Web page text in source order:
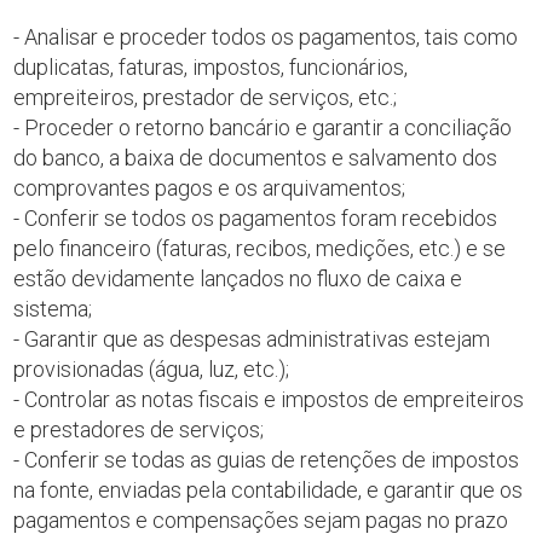
- Analisar e proceder todos os pagamentos, tais como
duplicatas, faturas, impostos, funcionários,
empreiteiros, prestador de serviços, etc.;
- Proceder o retorno bancário e garantir a conciliação
do banco, a baixa de documentos e salvamento dos
comprovantes pagos e os arquivamentos;
- Conferir se todos os pagamentos foram recebidos
pelo financeiro (faturas, recibos, medições, etc.) e se
estão devidamente lançados no fluxo de caixa e
sistema;
- Garantir que as despesas administrativas estejam
provisionadas (água, luz, etc.);
- Controlar as notas fiscais e impostos de empreiteiros
e prestadores de serviços;
- Conferir se todas as guias de retenções de impostos
na fonte, enviadas pela contabilidade, e garantir que os
pagamentos e compensações sejam pagas no prazo